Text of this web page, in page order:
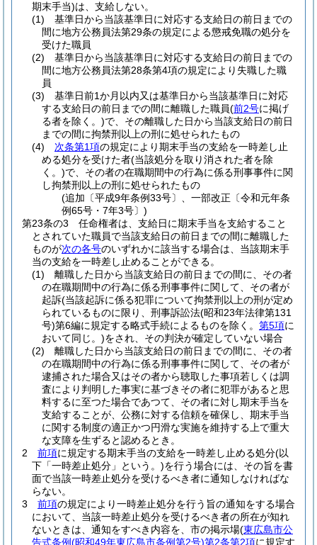
期末手当)は、支給しない。
(1)
基準日から当該基準日に対応する支給日の前日までの
間に地方公務員法第29条の規定による懲戒免職の処分を
受けた職員
(2)
基準日から当該基準日に対応する支給日の前日までの
間に地方公務員法第28条第4項の規定により失職した職
員
(3)
基準日前1か月以内又は基準日から当該基準日に対応
する支給日の前日までの間に離職した職員(前2号に掲げ
る者を除く。)で、その離職した日から当該支給日の前日
までの間に拘禁刑以上の刑に処せられたもの
(4)
次条第1項の規定により期末手当の支給を一時差し止
める処分を受けた者(当該処分を取り消された者を除
く。)で、その者の在職期間中の行為に係る刑事事件に関
し拘禁刑以上の刑に処せられたもの
(追加〔平成9年条例33号〕、一部改正〔令和元年条
例65号・7年3号〕)
第23条の3
任命権者は、支給日に期末手当を支給すること
とされていた職員で当該支給日の前日までの間に離職した
ものが次の各号のいずれかに該当する場合は、当該期末手
当の支給を一時差し止めることができる。
(1)
離職した日から当該支給日の前日までの間に、その者
の在職期間中の行為に係る刑事事件に関して、その者が
起訴(当該起訴に係る犯罪について拘禁刑以上の刑が定め
られているものに限り、刑事訴訟法(昭和23年法律第131
号)第6編に規定する略式手続によるものを除く。 第5項に
おいて同じ。)をされ、その判決が確定していない場合
(2)
離職した日から当該支給日の前日までの間に、その者
の在職期間中の行為に係る刑事事件に関して、その者が
逮捕された場合又はその者から聴取した事項若しくは調
査により判明した事実に基づきその者に犯罪があると思
料するに至つた場合であつて、その者に対し期末手当を
支給することが、公務に対する信頼を確保し、期末手当
に関する制度の適正かつ円滑な実施を維持する上で重大
な支障を生ずると認めるとき。
2
前項に規定する期末手当の支給を一時差し止める処分(以
下「一時差止処分」という。)を行う場合には、その旨を書
面で当該一時差止処分を受けるべき者に通知しなければな
らない。
3
前項の規定により一時差止処分を行う旨の通知をする場合
において、当該一時差止処分を受けるべき者の所在が知れ
ないときは、通知をすべき内容を、市の掲示場(東広島市公
告式条例(昭和49年東広島市条例第2号)第2条第2項に規定す